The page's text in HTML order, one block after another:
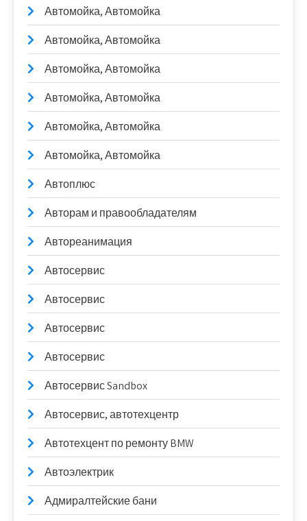
Автомойка, Автомойка
Автомойка, Автомойка
Автомойка, Автомойка
Автомойка, Автомойка
Автомойка, Автомойка
Автомойка, Автомойка
Автоплюс
Авторам и правообладателям
Автореанимация
Автосервис
Автосервис
Автосервис
Автосервис
Автосервис Sandbox
Автосервис, автотехцентр
Автотехцент по ремонту BMW
Автоэлектрик
Адмиралтейские бани